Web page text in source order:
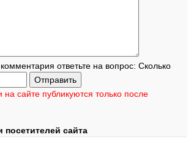
ответьте на вопрос: Сколько
сайте публикуются только после
посетителей сайта